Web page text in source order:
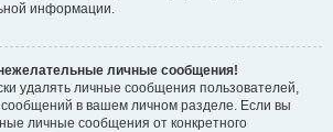
информации.
личные сообщения!
удалять личные сообщения пользователей,
в вашем личном разделе. Если вы
личные сообщения от конкретного